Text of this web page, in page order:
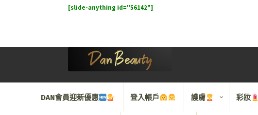
[slide-anything id="56142"]
DAN會員迎新優惠 登入帳戶 護膚 彩妝